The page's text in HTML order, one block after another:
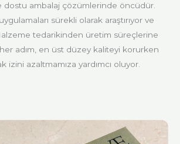
dostu ambalaj çözümlerinde öncüdür.
sürekli olarak araştırıyor ve
tedarikinden üretim süreçlerine
her adım, en üst düzey kaliteyi korurken
izini azaltmamıza yardımcı oluyor.